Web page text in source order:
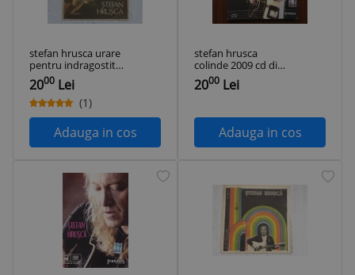
stefan hrusca urare
pentru indragostiti
disc vinyl lp muzica
usoara pop folk
slagare electrecord
ST EDE 03079 VG+
2000 Lei
(1)
Adauga in cos
stefan hrusca
colinde 2009 cd disc
muzica pentru
sarbatori folk pop
national VG+
2000 Lei
Adauga in cos